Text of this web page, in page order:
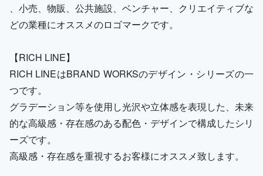
、小売、物販、公共施設、ベンチャー、クリエイティブな
どの業種にオススメのロゴマークです。
【RICH LINE】
RICH LINEはBRAND WORKSのデザイン・シリーズの一
つです。
グラデーション等を使用し光沢や立体感を表現した、未来
的な高級感・存在感のある配色・デザインで構成したシリ
ーズです。
高級感・存在感を重視するお客様にオススメ致します。